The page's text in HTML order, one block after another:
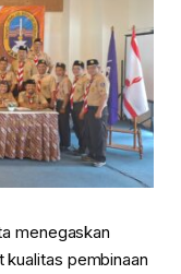
menegaskan
pembinaan